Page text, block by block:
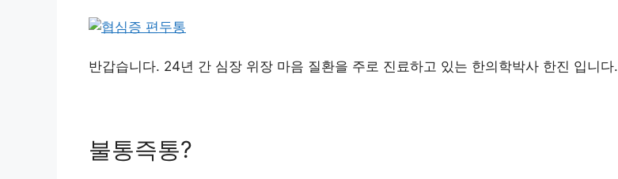
반갑습니다. 24년 간 심장 위장 마음 질환을 주로 진료하고 있는 한의학박사 한진 입니다.
불통즉통?